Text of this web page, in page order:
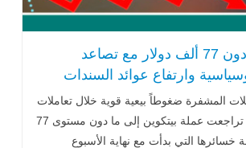
بيتكوين تهبط دون 77 ألف دولار مع تصاعد
وارتفاع عوائد السندات
المشفرة ضغوطاً بيعية قوية خلال تعاملات
يوم الاثنين، بعدما تراجعت عملة بيتكوين إلى ما دون مستوى 77
خسائرها التي بدأت مع نهاية الأسبوع